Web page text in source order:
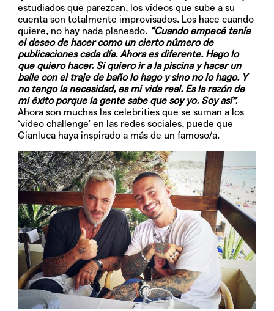
estudiados que parezcan, los vídeos que sube a su
cuenta son totalmente improvisados. Los hace cuando
quiere, no hay nada planeado. “Cuando empecé tenía
el deseo de hacer como un cierto número de
publicaciones cada día. Ahora es diferente. Hago lo
que quiero hacer. Si quiero ir a la piscina y hacer un
baile con el traje de baño lo hago y sino no lo hago. Y
no tengo la necesidad, es mi vida real. Es la razón de
mi éxito porque la gente sabe que soy yo. Soy así”.
Ahora son muchas las celebrities que se suman a los
‘video challenge’ en las redes sociales, puede que
Gianluca haya inspirado a más de un famoso/a.